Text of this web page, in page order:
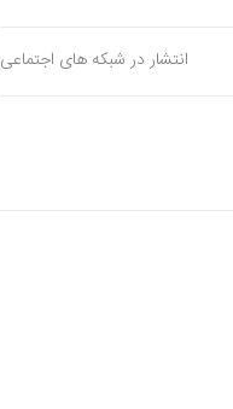
انتشار در شبکه های اجتماعی